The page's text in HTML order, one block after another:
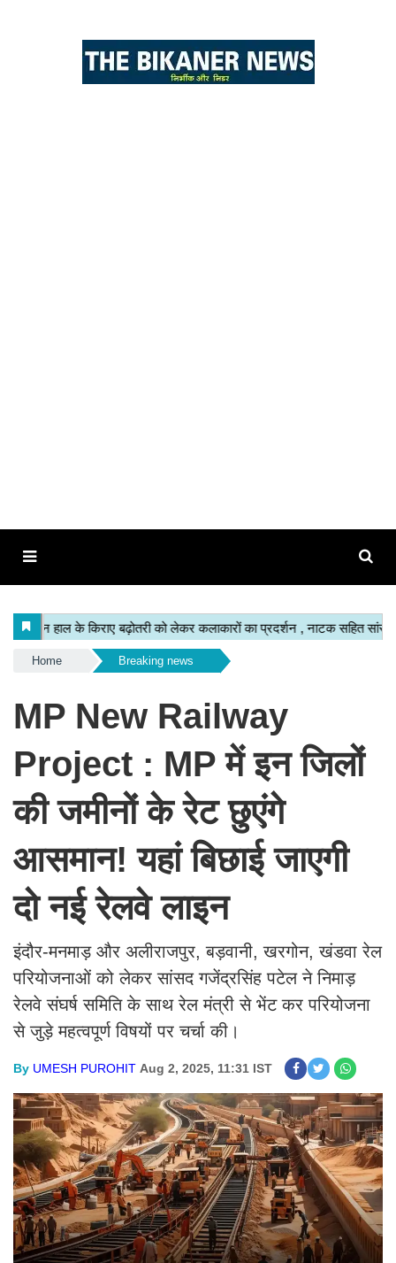
Home Breaking news
MP New Railway
Project : MP में इन जिलों
की जमीनों के रेट छुएंगे
आसमान! यहां बिछाई जाएगी
दो नई रेलवे लाइन
इंदौर-मनमाड़ और अलीराजपुर, बड़वानी, खरगोन, खंडवा रेल
परियोजनाओं को लेकर सांसद गजेंद्रसिंह पटेल ने निमाड़
रेलवे संघर्ष समिति के साथ रेल मंत्री से भेंट कर परियोजना
से जुड़े महत्वपूर्ण विषयों पर चर्चा की।
By UMESH PUROHIT Aug 2, 2025, 11:31 IST